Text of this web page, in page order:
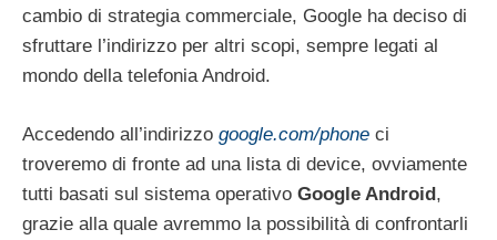
cambio di strategia commerciale, Google ha deciso di
sfruttare l’indirizzo per altri scopi, sempre legati al
mondo della telefonia Android.
Accedendo all’indirizzo google.com/phone ci
troveremo di fronte ad una lista di device, ovviamente
tutti basati sul sistema operativo Google Android,
grazie alla quale avremmo la possibilità di confrontarli